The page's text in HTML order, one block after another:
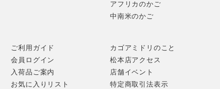
S、M、Lの3サイズが、入れ子になる作り。少しづつ深まっ
ていく色と風合いもお楽しみください。
アフリカのかご
中南米のかご
ご利用ガイド
会員ログイン
入荷品ご案内
お気に入りリスト
カゴアミドリのこと
松本店アクセス
店舗イベント
特定商取引法表示